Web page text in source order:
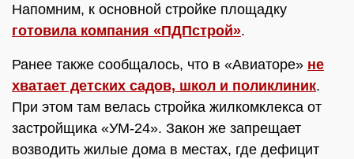
Напомним, к основной стройке площадку
готовила компания «ПДПстрой».
Ранее также сообщалось, что в «Авиаторе» не
хватает детских садов, школ и поликлиник.
При этом там велась стройка жилкомклекса от
застройщика «УМ-24». Закон же запрещает
возводить жилые дома в местах, где дефицит